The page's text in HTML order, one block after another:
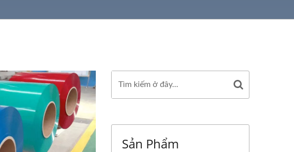
Sản Phẩm